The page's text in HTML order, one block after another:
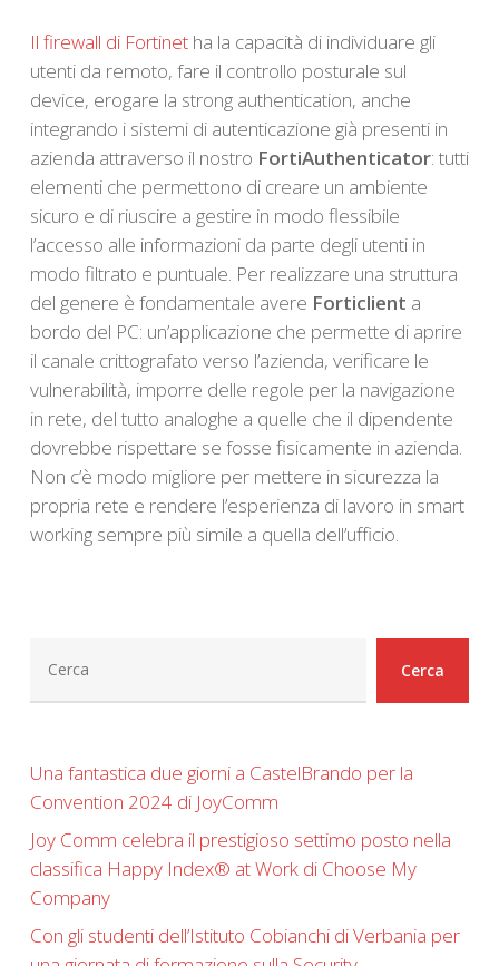
Il firewall di Fortinetha la capacità di individuare gli
utenti da remoto, fare il controllo posturale sul
device, erogare la strong authentication, anche
integrando i sistemi di autenticazione già presenti in
azienda attraverso il nostro FortiAuthenticator: tutti
elementi che permettono di creare un ambiente
sicuro e di riuscire a gestire in modo flessibile
l’accesso alle informazioni da parte degli utenti in
modo filtrato e puntuale. Per realizzare una struttura
del genere è fondamentale avere Forticlient a
bordo del PC: un’applicazione che permette di aprire
il canale crittografato verso l’azienda, verificare le
vulnerabilità, imporre delle regole per la navigazione
in rete, del tutto analoghe a quelle che il dipendente
dovrebbe rispettare se fosse fisicamente in azienda.
Non c’è modo migliore per mettere in sicurezza la
propria rete e rendere l’esperienza di lavoro in smart
working sempre più simile a quella dell’ufficio.
Cerca
Una fantastica due giorni a CastelBrando per la
Convention 2024 di JoyComm
Joy Comm celebra il prestigioso settimo posto nella
classifica Happy Index®️ at Work di Choose My
Company
Con gli studenti dell’Istituto Cobianchi di Verbania per